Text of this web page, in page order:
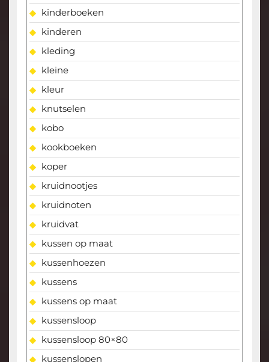
kinderboeken
kinderen
kleding
kleine
kleur
knutselen
kobo
kookboeken
koper
kruidnootjes
kruidnoten
kruidvat
kussen op maat
kussenhoezen
kussens
kussens op maat
kussensloop
kussensloop 80×80
kussenslopen